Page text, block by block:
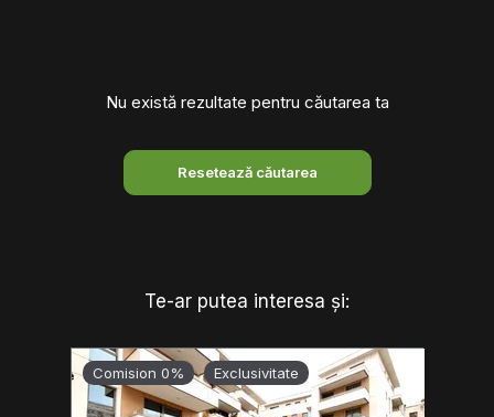
Nu există rezultate pentru căutarea ta
Resetează căutarea
Te-ar putea interesa și:
Comision 0% Exclusivitate